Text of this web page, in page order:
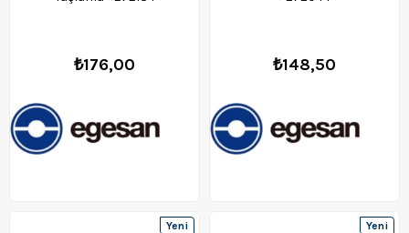
₺176,00 ₺148,50
Yeni
Yeni